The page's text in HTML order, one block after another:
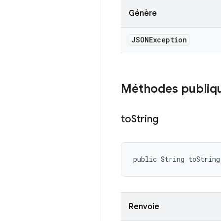
Génère
JSONException
Méthodes
toString
public String
Renvoie